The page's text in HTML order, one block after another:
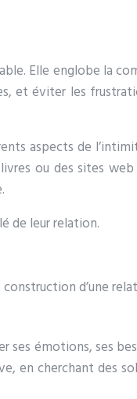
Elle englobe la
et éviter les
aspects de
ou des sites
de leur relation.
d’une
émotions, ses
en cherchant des